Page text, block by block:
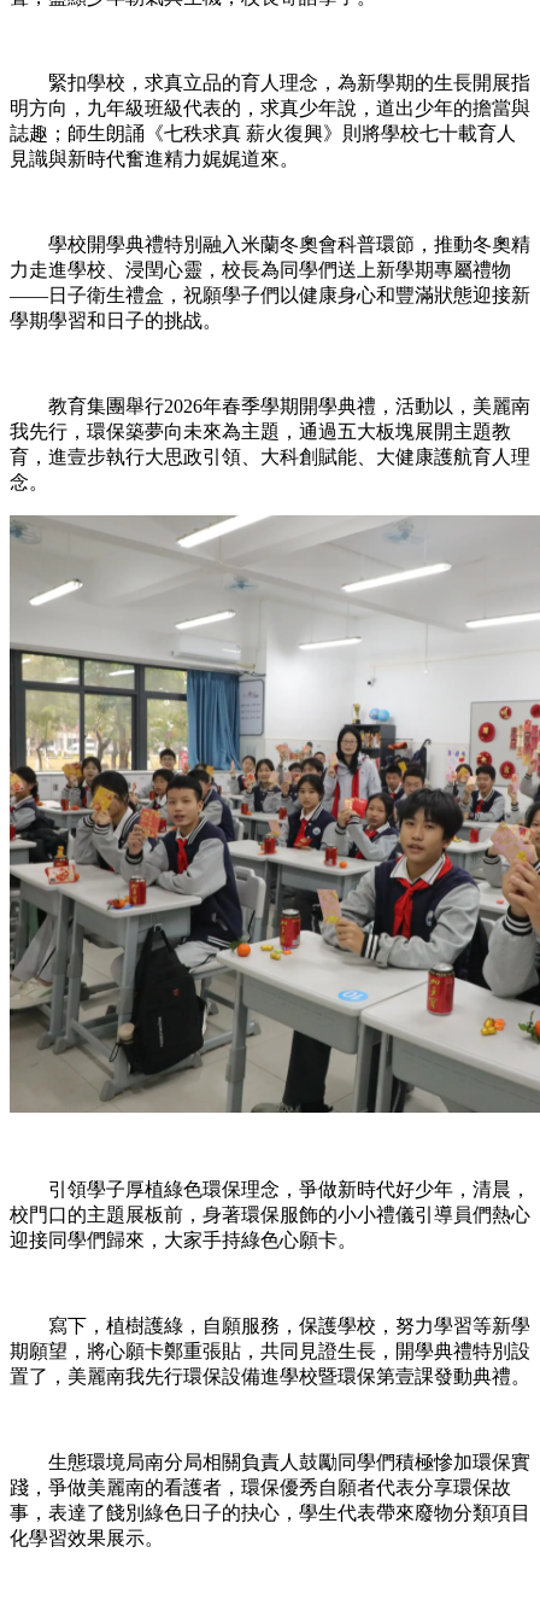
緊扣學校，求真立品的育人理念，為新學期的生長開展指
明方向，九年級班級代表的，求真少年說，道出少年的擔當與
誌趣；師生朗誦《七秩求真 薪火復興》則將學校七十載育人
見識與新時代奮進精力娓娓道來。
學校開學典禮特別融入米蘭冬奧會科普環節，推動冬奧精
力走進學校、浸閏心靈，校長為同學們送上新學期專屬禮物
——日子衛生禮盒，祝願學子們以健康身心和豐滿狀態迎接新
學期學習和日子的挑战。
教育集團舉行2026年春季學期開學典禮，活動以，美麗南
我先行，環保築夢向未來為主題，通過五大板塊展開主題教
育，進壹步執行大思政引領、大科創賦能、大健康護航育人理
念。
引領學子厚植綠色環保理念，爭做新時代好少年，清晨，
校門口的主題展板前，身著環保服飾的小小禮儀引導員們熱心
迎接同學們歸來，大家手持綠色心願卡。
寫下，植樹護綠，自願服務，保護學校，努力學習等新學
期願望，將心願卡鄭重張貼，共同見證生長，開學典禮特別設
置了，美麗南我先行環保設備進學校暨環保第壹課發動典禮。
生態環境局南分局相關負責人鼓勵同學們積極慘加環保實
踐，爭做美麗南的看護者，環保優秀自願者代表分享環保故
事，表達了餞別綠色日子的抉心，學生代表帶來廢物分類項目
化學習效果展示。